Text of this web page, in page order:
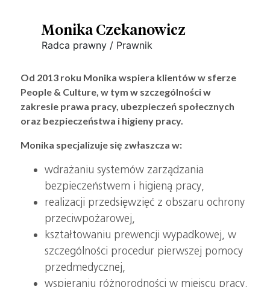
Monika Czekanowicz
Radca prawny / Prawnik
Od 2013 roku Monika wspiera klientów w sferze
People & Culture, w tym w szczególności w
zakresie prawa pracy, ubezpieczeń społecznych
oraz bezpieczeństwa i higieny pracy.
Monika specjalizuje się zwłaszcza w:
wdrażaniu systemów zarządzania
bezpieczeństwem i higieną pracy,
realizacji przedsięwzięć z obszaru ochrony
przeciwpożarowej,
kształtowaniu prewencji wypadkowej, w
szczególności procedur pierwszej pomocy
przedmedycznej,
wspieraniu różnorodności w miejscu pracy,